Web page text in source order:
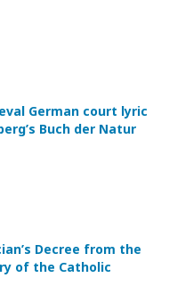
German court lyric
Buch der Natur
Decree from the
of the Catholic